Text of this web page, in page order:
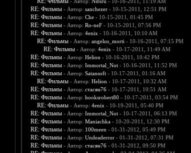
RE: Фильмы - Автор: sanchezer- 10-15-2011, 12:51 PM
RE: Фильмы - Автор: Che- 10-15-2011, 01:45 PM
RE: Фильмы - Автор: Ro-neF- 10-15-2011, 07:56 PM
RE: Фильмы - Автор: 4enix - 10-16-2011, 10:10 AM
RE: Фильмы - Автор: angelus_morti - 10-16-2011, 07:15 PM
RE: Фильмы - Автор: 4enix - 10-17-2011, 11:49 AM
RE: Фильмы - Автор: Helion - 10-16-2011, 10:42 PM
RE: Фильмы - Автор: Immortal_Not- 10-16-2011, 11:52 PM
RE: Фильмы - Автор: Satansoft- 10-17-2011, 01:16 AM
RE: Фильмы - Автор: Helion - 10-17-2011, 10:32 AM
RE: Фильмы - Автор: стасян76- 10-17-2011, 10:51 AM
RE: Фильмы - Автор: hooksrobert80 - 10-17-2011, 03:54 PM
RE: Фильмы - Автор: 4enix - 10-19-2011, 05:40 PM
RE: Фильмы - Автор: Immortal_Not- 10-17-2011, 06:13 PM
RE: Фильмы - Автор: Maniachka- 10-20-2011, 12:30 PM
RE: Фильмы - Автор: 100meen - 01-31-2012, 05:49 PM
RE: Фильмы - Автор: Undeaderror- 01-31-2012, 07:31 PM
RE: Фильмы - Автор: стасян76- 01-31-2012, 09:50 PM